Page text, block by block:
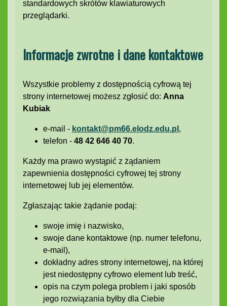
standardowych skrótów klawiaturowych
przeglądarki.
Informacje zwrotne i dane kontaktowe
Wszystkie problemy z dostępnością cyfrową tej
strony internetowej możesz zgłosić do: Anna
Kubiak
e-mail - kontakt@pm66.elodz.edu.pl ,
telefon - 48 42 646 40 70.
Każdy ma prawo wystąpić z żądaniem
zapewnienia dostępności cyfrowej tej strony
internetowej lub jej elementów.
Zgłaszając takie żądanie podaj:
swoje imię i nazwisko,
swoje dane kontaktowe (np. numer telefonu,
e-mail),
dokładny adres strony internetowej, na której
jest niedostępny cyfrowo element lub treść,
opis na czym polega problem i jaki sposób
jego rozwiązania byłby dla Ciebie